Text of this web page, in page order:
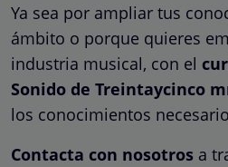
Ya sea por ampliar tus
ámbito o porque quieres
industria musical, con el
Sonido de Treintaycinco
los conocimientos
Contacta con nosotros a